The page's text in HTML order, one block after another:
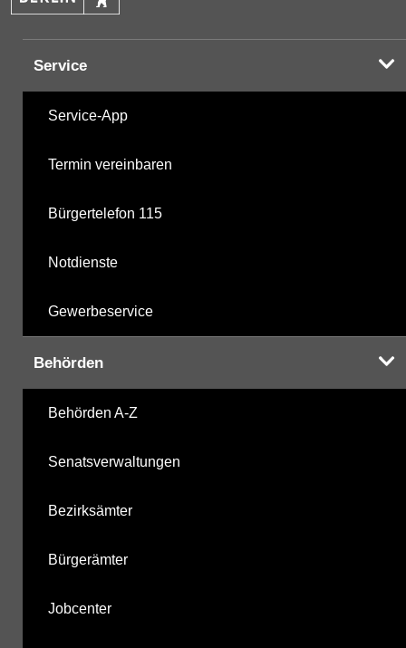
Service
Service-App
Termin vereinbaren
Bürgertelefon 115
Notdienste
Gewerbeservice
Behörden
Behörden A-Z
Senatsverwaltungen
Bezirksämter
Bürgerämter
Jobcenter